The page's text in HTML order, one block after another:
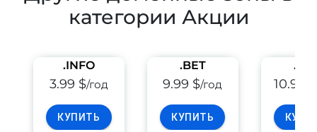
категории Акции
.INFO
3.99 $/год
КУПИТЬ
.BET
9.99 $/год
КУПИТЬ
10.99 $